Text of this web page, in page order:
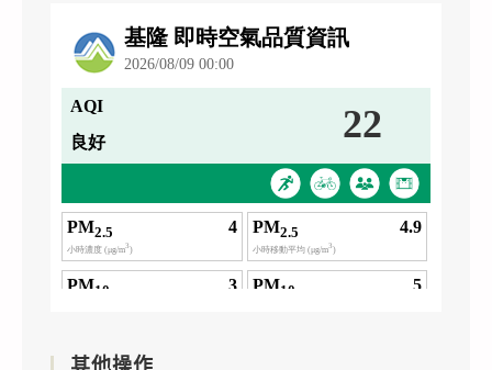
其他操作